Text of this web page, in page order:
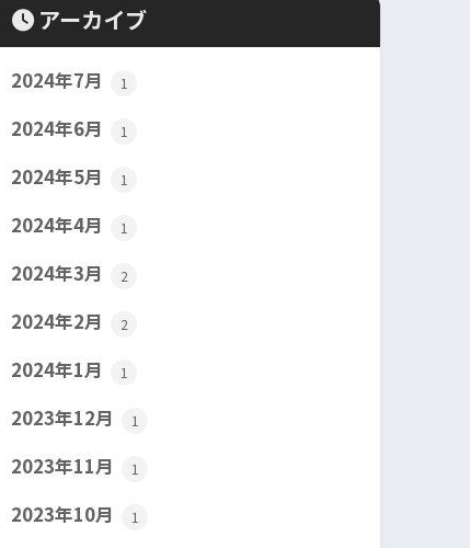
アーカイブ
2024年7月 1
2024年6月 1
2024年5月 1
2024年4月 1
2024年3月 2
2024年2月 2
2024年1月 1
2023年12月 1
2023年11月 1
2023年10月 1